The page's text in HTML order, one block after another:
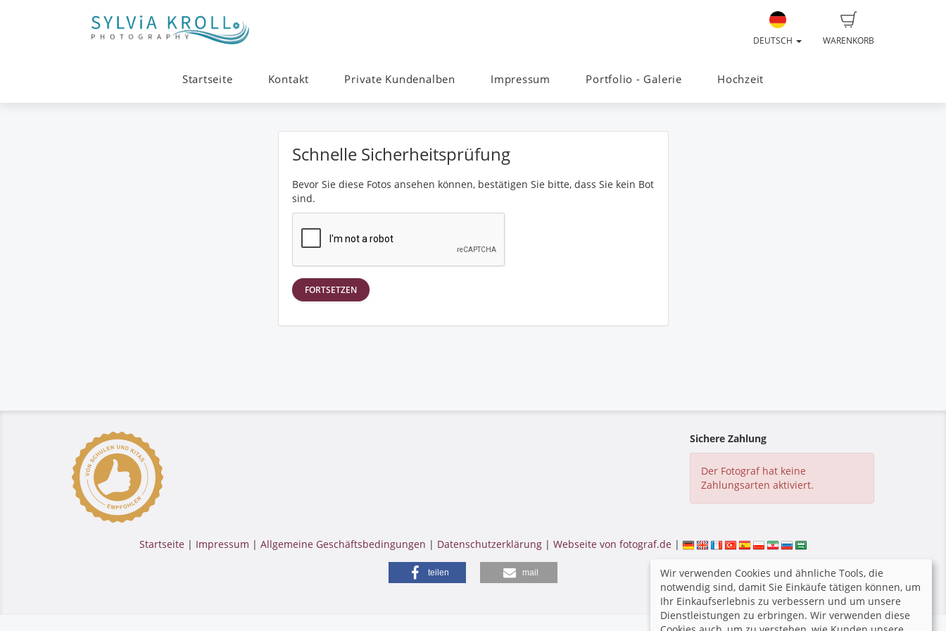
WARENKORB
DEUTSCH
Startseite Kontakt Private Kundenalben Impressum Portfolio - Galerie Hochzeit
Schnelle Sicherheitsprüfung
Bevor Sie diese Fotos ansehen können, bestätigen Sie bitte, dass Sie kein Bot
sind.
FORTSETZEN
Sichere Zahlung
Der Fotograf hat keine
Zahlungsarten aktiviert.
Startseite | Impressum | Allgemeine Geschäftsbedingungen | Datenschutzerklärung | Webseite von fotograf.de |
teilen mail
Wir verwenden Cookies und ähnliche Tools, die
notwendig sind, damit Sie Einkäufe tätigen können, um
Ihr Einkaufserlebnis zu verbessern und um unsere
Dienstleistungen zu erbringen. Wir verwenden diese